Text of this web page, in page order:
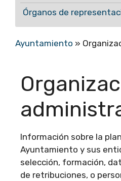
Ayuntamiento »
Información sobre la
Ayuntamiento y sus
selección, formación,
de retribuciones, o
Órganos de